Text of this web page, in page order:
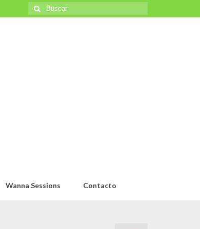
Buscar
por:
Wanna Sessions Contacto